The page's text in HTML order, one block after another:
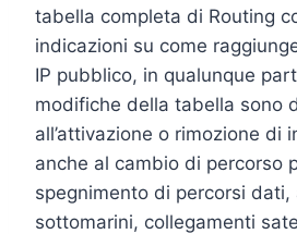
tabella completa di Routing
indicazioni su come
IP pubblico, in qualunque
modifiche della tabella sono
all’attivazione o rimozione di
anche al cambio di percorso
spegnimento di percorsi dati,
sottomarini, collegamenti